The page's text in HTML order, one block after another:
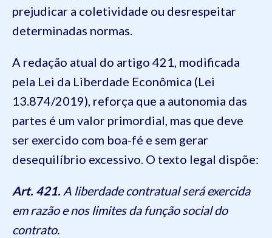
prejudicar a coletividade ou desrespeitar
determinadas normas.
A redação atual do artigo 421, modificada
pela Lei da Liberdade Econômica (Lei
13.874/2019), reforça que a autonomia das
partes é um valor primordial, mas que deve
ser exercido com boa-fé e sem gerar
desequilíbrio excessivo. O texto legal dispõe:
Art. 421. A liberdade contratual será exercida
em razão e nos limites da função social do
contrato.